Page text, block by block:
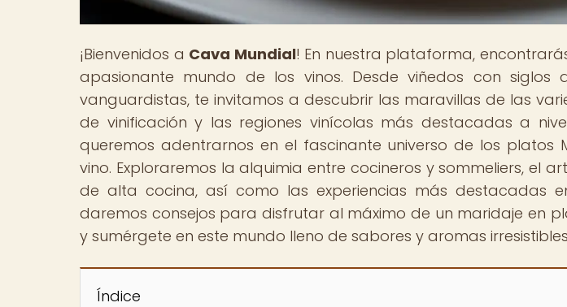
¡Bienvenidos a Cava Mundial! En nuestra plataforma,
apasionante mundo de los vinos. Desde viñedos con siglos
vanguardistas, te invitamos a descubrir las maravillas de las
de vinificación y las regiones vinícolas más destacadas a
queremos adentrarnos en el fascinante universo de los platos
vino. Exploraremos la alquimia entre cocineros y sommeliers, el
de alta cocina, así como las experiencias más destacadas
daremos consejos para disfrutar al máximo de un maridaje en
y sumérgete en este mundo lleno de sabores y aromas
Índice